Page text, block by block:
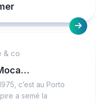
& co
c’est au Porto
a semé la